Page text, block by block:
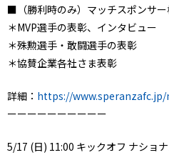
■（勝利時のみ）マッチスポンサ
＊MVP選手の表彰、インタビュー
＊殊勲選手・敢闘選手の表彰
＊協賛企業各社さま表彰
詳細： https://www.speranzafc.jp/
ーーーーーーーーーー
5/17 (日) 11:00 キックオフ ナショ